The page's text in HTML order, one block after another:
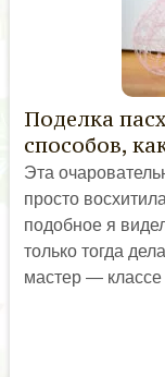
Поделка
способов,
Эта
просто
подобное я
только тогда
мастер — классе